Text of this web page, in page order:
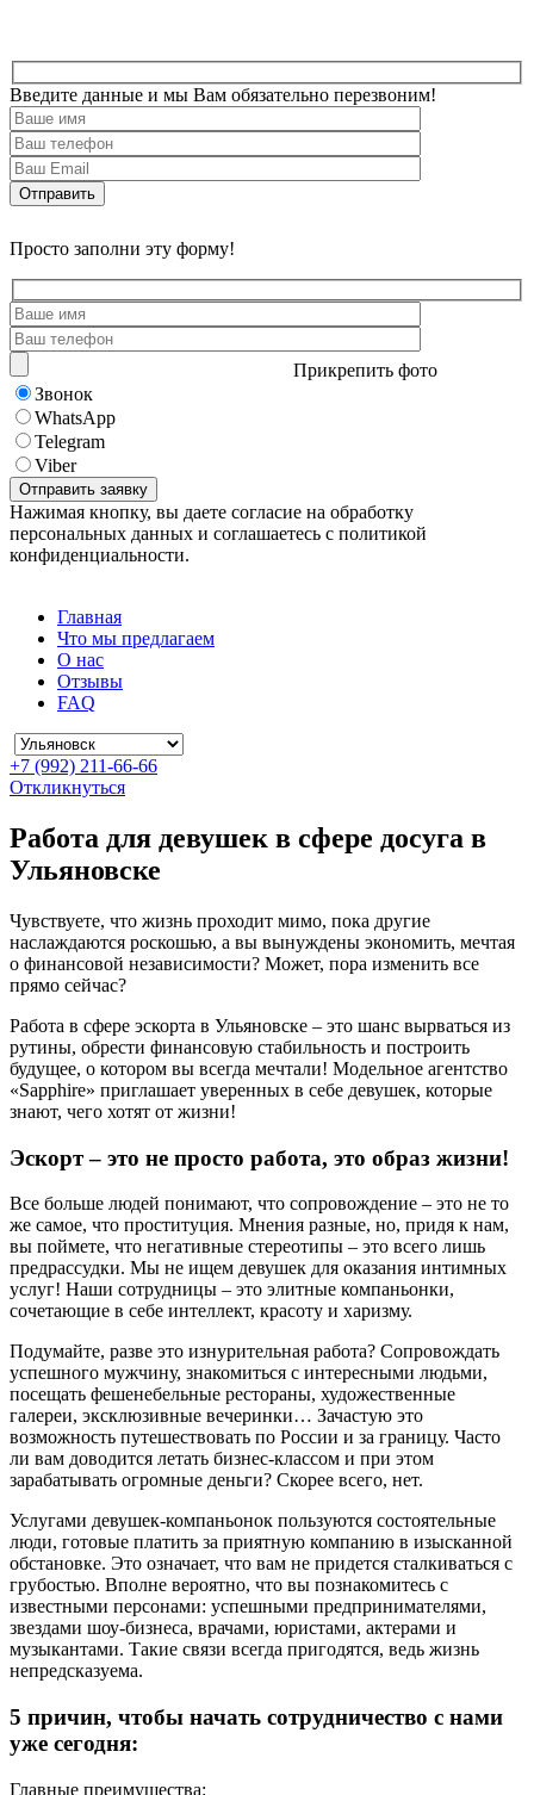
Введите данные и мы Вам обязательно перезвоним!
Просто заполни эту форму!
Прикрепить фото
Звонок
WhatsApp
Telegram
Viber
Нажимая кнопку, вы даете согласие на обработку
персональных данных и соглашаетесь с политикой
конфиденциальности.
Главная
Что мы предлагаем
О нас
Отзывы
FAQ
+7 (992) 211-66-66
Откликнуться
Работа для девушек в сфере досуга в
Ульяновске
Чувствуете, что жизнь проходит мимо, пока другие
наслаждаются роскошью, а вы вынуждены экономить, мечтая
о финансовой независимости? Может, пора изменить все
прямо сейчас?
Работа в сфере эскорта в Ульяновске – это шанс вырваться из
рутины, обрести финансовую стабильность и построить
будущее, о котором вы всегда мечтали! Модельное агентство
«Sapphire» приглашает уверенных в себе девушек, которые
знают, чего хотят от жизни!
Эскорт – это не просто работа, это образ жизни!
Все больше людей понимают, что сопровождение – это не то
же самое, что проституция. Мнения разные, но, придя к нам,
вы поймете, что негативные стереотипы – это всего лишь
предрассудки. Мы не ищем девушек для оказания интимных
услуг! Наши сотрудницы – это элитные компаньонки,
сочетающие в себе интеллект, красоту и харизму.
Подумайте, разве это изнурительная работа? Сопровождать
успешного мужчину, знакомиться с интересными людьми,
посещать фешенебельные рестораны, художественные
галереи, эксклюзивные вечеринки… Зачастую это
возможность путешествовать по России и за границу. Часто
ли вам доводится летать бизнес-классом и при этом
зарабатывать огромные деньги? Скорее всего, нет.
Услугами девушек-компаньонок пользуются состоятельные
люди, готовые платить за приятную компанию в изысканной
обстановке. Это означает, что вам не придется сталкиваться с
грубостью. Вполне вероятно, что вы познакомитесь с
известными персонами: успешными предпринимателями,
звездами шоу-бизнеса, врачами, юристами, актерами и
музыкантами. Такие связи всегда пригодятся, ведь жизнь
непредсказуема.
5 причин, чтобы начать сотрудничество с нами
уже сегодня:
Главные преимущества: